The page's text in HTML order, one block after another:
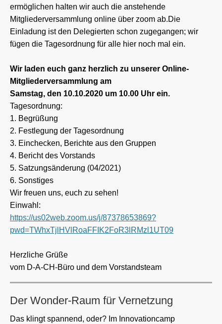
ermöglichen halten wir auch die anstehende
Mitgliederversammlung online über zoom ab.Die
Einladung ist den Delegierten schon zugegangen; wir
fügen die Tagesordnung für alle hier noch mal ein.
Wir laden euch ganz herzlich zu unserer Online-
Mitgliederversammlung am
Samstag, den 10.10.2020 um 10.00 Uhr ein.
Tagesordnung:
1. Begrüßung
2. Festlegung der Tagesordnung
3. Einchecken, Berichte aus den Gruppen
4. Bericht des Vorstands
5. Satzungsänderung (04/2021)
6. Sonstiges
Wir freuen uns, euch zu sehen!
Einwahl:
https://us02web.zoom.us/j/87378653869?
pwd=TWhxTjlHVlRoaFFIK2FoR3lRMzl1UT09
Herzliche Grüße
vom D-A-CH-Büro und dem Vorstandsteam
Der Wonder-Raum für Vernetzung
Das klingt spannend, oder? Im Innovationcamp